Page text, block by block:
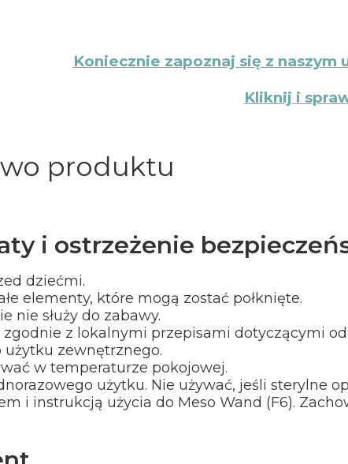
Koniecznie zapoznaj się z naszym
Kliknij i
produktu
i ostrzeżenie
dziećmi.
elementy, które mogą zostać połknięte.
nie służy do zabawy.
z lokalnymi przepisami dotyczącymi
użytku zewnętrznego.
w temperaturze pokojowej.
użytku. Nie używać, jeśli sterylne
i instrukcją użycia do Meso Wand (F6).